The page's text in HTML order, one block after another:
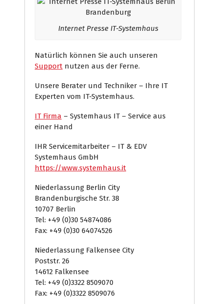
Internet Presse IT-Systemhaus
Natürlich können Sie auch unseren
Support nutzen aus der Ferne.
Unsere Berater und Techniker – Ihre IT
Experten vom IT-Systemhaus.
IT Firma – Systemhaus IT – Service aus
einer Hand
IHR Servicemitarbeiter – IT & EDV
Systemhaus GmbH
https://www.systemhaus.it
Niederlassung Berlin City
Brandenburgische Str. 38
10707 Berlin
Tel: +49 (0)30 54874086
Fax: +49 (0)30 64074526
Niederlassung Falkensee City
Poststr. 26
14612 Falkensee
Tel: +49 (0)3322 8509070
Fax: +49 (0)3322 8509076